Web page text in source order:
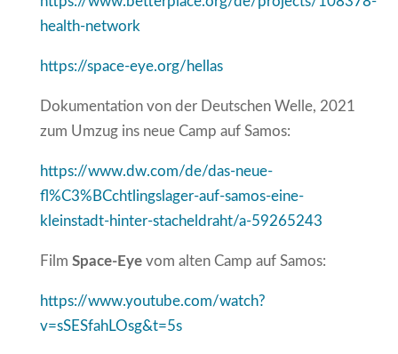
health-network
https://space-eye.org/hellas
Dokumentation von der Deutschen Welle, 2021
zum Umzug ins neue Camp auf Samos:
https://www.dw.com/de/das-neue-
fl%C3%BCchtlingslager-auf-samos-eine-
kleinstadt-hinter-stacheldraht/a-59265243
Film Space-Eyevom alten Camp auf Samos:
https://www.youtube.com/watch?
v=sSESfahLOsg&t=5s